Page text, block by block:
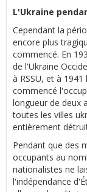
L'Ukraine
Cependant la
encore plus
commencé. En
de l'Ukraine
à RSSU, et à
commencé
longueur de deux
toutes les villes
entièrement
Pendant que des
occupants au
nationalistes ne
l'indépendance